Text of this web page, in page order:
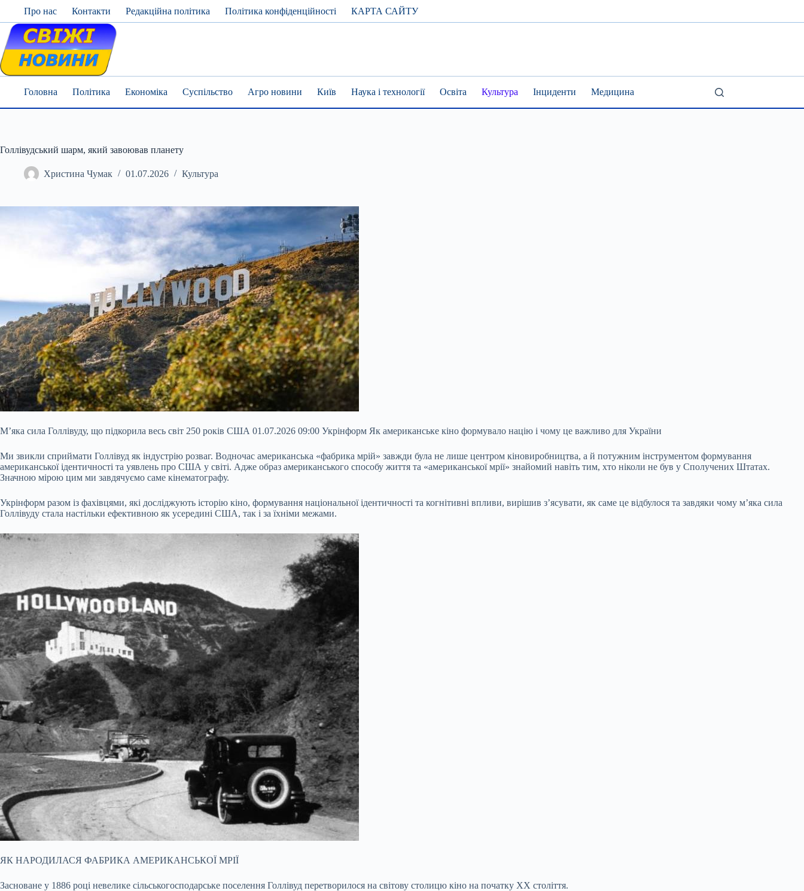
content
Про нас Контакти Редакційна політика Політика конфіденційності КАРТА САЙТУ
Головна Політика Економіка Суспільство Агро новини Київ Наука і технології Освіта Культура Інциденти Медицина
Голлівудський шарм, який завоював планету
Христина Чумак 01.07.2026 Культура
М’яка сила Голлівуду, що підкорила весь світ 250 років США 01.07.2026 09:00 Укрінформ Як американське кіно формувало націю і чому це важливо для України
Ми звикли сприймати Голлівуд як індустрію розваг. Водночас американська «фабрика мрій» завжди була не лише центром кіновиробництва, а й потужним інструментом формування
американської ідентичності та уявлень про США у світі. Адже образ американського способу життя та «американської мрії» знайомий навіть тим, хто ніколи не був у Сполучених Штатах.
Значною мірою цим ми завдячуємо саме кінематографу.
Укрінформ разом із фахівцями, які досліджують історію кіно, формування національної ідентичності та когнітивні впливи, вирішив з’ясувати, як саме це відбулося та завдяки чому м’яка сила
Голлівуду стала настільки ефективною як усередині США, так і за їхніми межами.
ЯК НАРОДИЛАСЯ ФАБРИКА АМЕРИКАНСЬКОЇ МРІЇ
Засноване у 1886 році невелике сільськогосподарське поселення Голлівуд перетворилося на світову столицю кіно на початку ХХ століття.